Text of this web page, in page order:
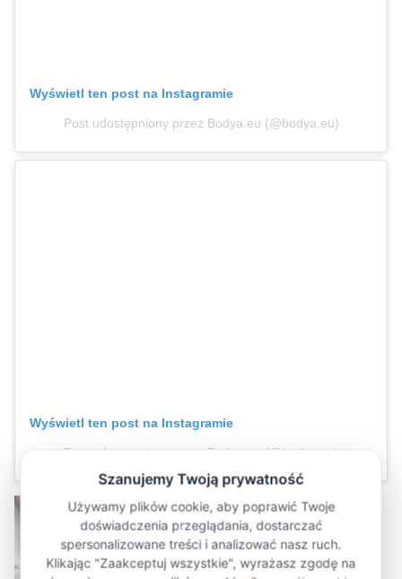
Wyświetl ten post na Instagramie
Post udostępniony przez Bodya.eu (@bodya.eu)
Wyświetl ten post na Instagramie
Post udostępniony przez Bodya.eu (@bodya.eu)